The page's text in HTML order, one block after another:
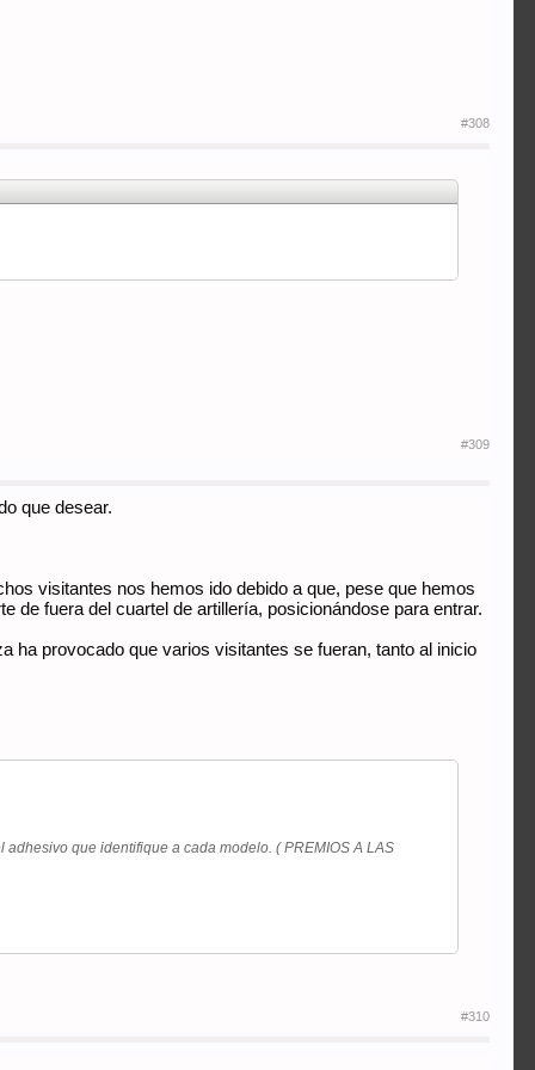
#308
#309
que desear.
visitantes nos hemos ido debido a que, pese que hemos
de fuera del cuartel de artillería, posicionándose para entrar.
ha provocado que varios visitantes se fueran, tanto al inicio
que identifique a cada modelo. ( PREMIOS A LAS
#310